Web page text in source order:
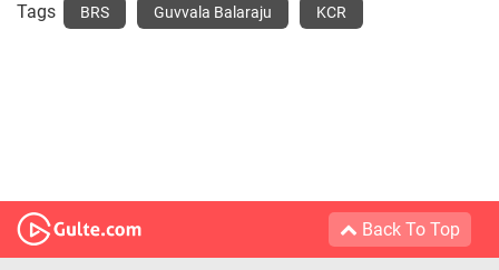
Tags BRS Guvvala Balaraju KCR
Back To Top